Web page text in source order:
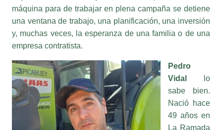
una ventana de trabajo, una planificación, una inversión
y, muchas veces, la esperanza de una familia o de una
empresa contratista.
Vidallo
sabe bien.
Nació hace
49 años en
La Ramada
de Abajo,